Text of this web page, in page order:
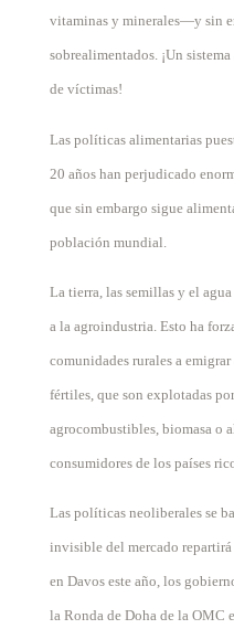
vitaminas y minerales—y sin
sobrealimentados. ¡Un
de víctimas!
Las políticas alimentarias
20 años han perjudicado
que sin embargo sigue
población mundial.
La tierra, las semillas y el
a la agroindustria. Esto ha
comunidades rurales a
fértiles, que son explotadas
agrocombustibles, biomasa o
consumidores de los países
Las políticas neoliberales se
invisible del mercado
en Davos este año, los
la Ronda de Doha de la OMC